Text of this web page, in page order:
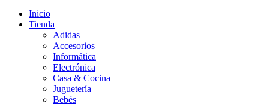
Inicio
Tienda
Adidas
Accesorios
Informática
Electrónica
Casa & Cocina
Juguetería
Bebés